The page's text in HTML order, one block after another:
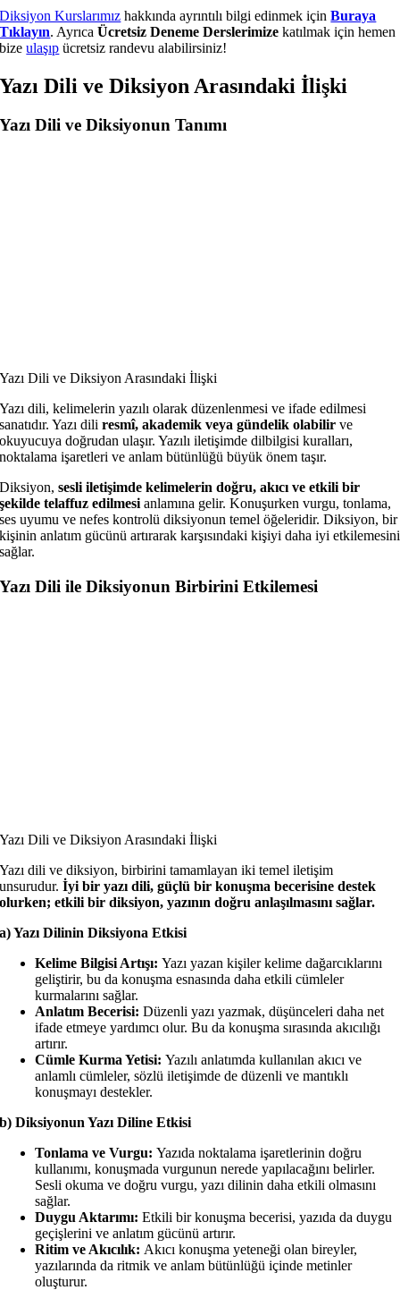
Diksiyon Kurslarımız hakkında ayrıntılı bilgi edinmek içinBuraya
Tıklayın. AyrıcaÜcretsiz Deneme Derslerimize katılmak için hemen
bizeulaşıp ücretsiz randevu alabilirsiniz!
Yazı Dili ve Diksiyon Arasındaki İlişki
Yazı Dili ve Diksiyonun Tanımı
Yazı Dili ve Diksiyon Arasındaki İlişki
Yazı dili, kelimelerin yazılı olarak düzenlenmesi ve ifade edilmesi
sanatıdır. Yazı diliresmî, akademik veya gündelik olabilir ve
okuyucuya doğrudan ulaşır. Yazılı iletişimde dilbilgisi kuralları,
noktalama işaretleri ve anlam bütünlüğü büyük önem taşır.
Diksiyon,sesli iletişimde kelimelerin doğru, akıcı ve etkili bir
şekilde telaffuz edilmesi anlamına gelir. Konuşurken vurgu, tonlama,
ses uyumu ve nefes kontrolü diksiyonun temel öğeleridir. Diksiyon, bir
kişinin anlatım gücünü artırarak karşısındaki kişiyi daha iyi etkilemesini
sağlar.
Yazı Dili ile Diksiyonun Birbirini Etkilemesi
Yazı Dili ve Diksiyon Arasındaki İlişki
Yazı dili ve diksiyon, birbirini tamamlayan iki temel iletişim
unsurudur.İyi bir yazı dili, güçlü bir konuşma becerisine destek
olurken; etkili bir diksiyon, yazının doğru anlaşılmasını sağlar.
a) Yazı Dilinin Diksiyona Etkisi
Kelime Bilgisi Artışı: Yazı yazan kişiler kelime dağarcıklarını
geliştirir, bu da konuşma esnasında daha etkili cümleler
kurmalarını sağlar.
Anlatım Becerisi: Düzenli yazı yazmak, düşünceleri daha net
ifade etmeye yardımcı olur. Bu da konuşma sırasında akıcılığı
artırır.
Cümle Kurma Yetisi: Yazılı anlatımda kullanılan akıcı ve
anlamlı cümleler, sözlü iletişimde de düzenli ve mantıklı
konuşmayı destekler.
b) Diksiyonun Yazı Diline Etkisi
Tonlama ve Vurgu: Yazıda noktalama işaretlerinin doğru
kullanımı, konuşmada vurgunun nerede yapılacağını belirler.
Sesli okuma ve doğru vurgu, yazı dilinin daha etkili olmasını
sağlar.
Duygu Aktarımı: Etkili bir konuşma becerisi, yazıda da duygu
geçişlerini ve anlatım gücünü artırır.
Ritim ve Akıcılık: Akıcı konuşma yeteneği olan bireyler,
yazılarında da ritmik ve anlam bütünlüğü içinde metinler
oluşturur.